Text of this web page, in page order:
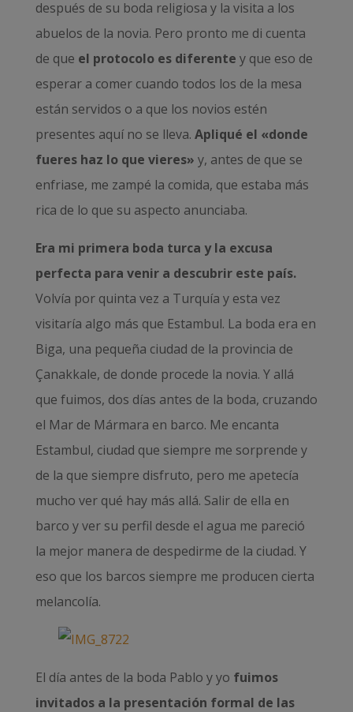
después de su boda religiosa y la visita a los
abuelos de la novia. Pero pronto me di cuenta
de que el protocolo es diferente y que eso de
esperar a comer cuando todos los de la mesa
están servidos o a que los novios estén
presentes aquí no se lleva. Apliqué el «donde
fueres haz lo que vieres» y, antes de que se
enfriase, me zampé la comida, que estaba más
rica de lo que su aspecto anunciaba.
Era mi primera boda turca y la excusa
perfecta para venir a descubrir este país.
Volvía por quinta vez a Turquía y esta vez
visitaría algo más que Estambul. La boda era en
Biga, una pequeña ciudad de la provincia de
Çanakkale, de donde procede la novia. Y allá
que fuimos, dos días antes de la boda, cruzando
el Mar de Mármara en barco. Me encanta
Estambul, ciudad que siempre me sorprende y
de la que siempre disfruto, pero me apetecía
mucho ver qué hay más allá. Salir de ella en
barco y ver su perfil desde el agua me pareció
la mejor manera de despedirme de la ciudad. Y
eso que los barcos siempre me producen cierta
melancolía.
El día antes de la boda Pablo y yo fuimos
invitados a la presentación formal de las